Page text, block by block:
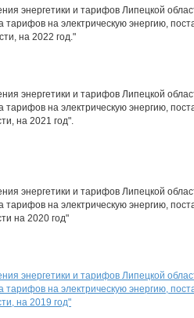
энергетики и тарифов Липецкой
тарифов на электрическую энергию,
на 2022 год."
энергетики и тарифов Липецкой
тарифов на электрическую энергию,
на 2021 год".
энергетики и тарифов Липецкой
тарифов на электрическую энергию,
на 2020 год"
энергетики и тарифов Липецкой
тарифов на электрическую энергию,
на 2019 год"